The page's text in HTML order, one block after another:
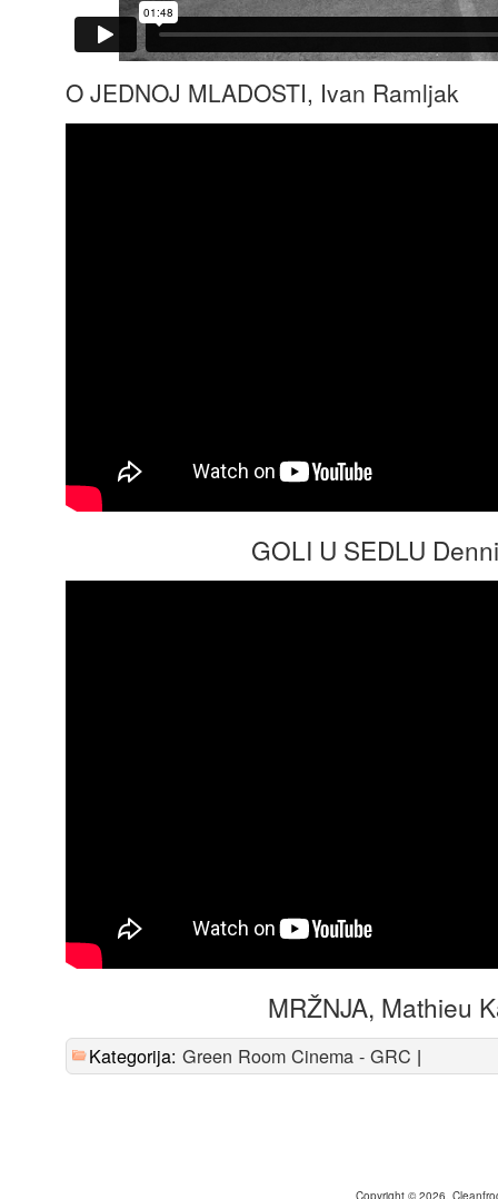
O JEDNOJ MLADOSTI, Ivan Ramljak
GOLI U SEDLU
MRŽNJA, Mathieu
Kategorija: Green Room Cinema - GRC |
Copyright © 2026.